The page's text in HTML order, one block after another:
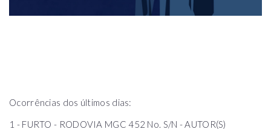
Ocorrências dos últimos dias:
1 - FURTO - RODOVIA MGC 452 No. S/N - AUTOR(S)